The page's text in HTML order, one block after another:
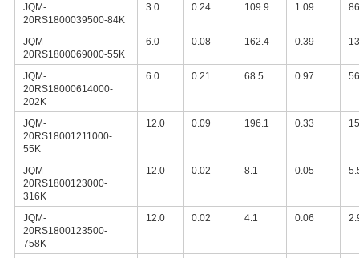
JQM-
20RS1800039500-84K
3.0 0.24 109.9 1.09
JQM-
20RS1800069000-55K
6.0 0.08 162.4 0.39
JQM-
20RS18000614000-
202K
6.0 0.21 68.5 0.97
JQM-
20RS18001211000-
55K
12.0 0.09 196.1 0.33
JQM-
20RS1800123000-
316K
12.0 0.02 8.1 0.05
JQM-
20RS1800123500-
758K
12.0 0.02 4.1 0.06